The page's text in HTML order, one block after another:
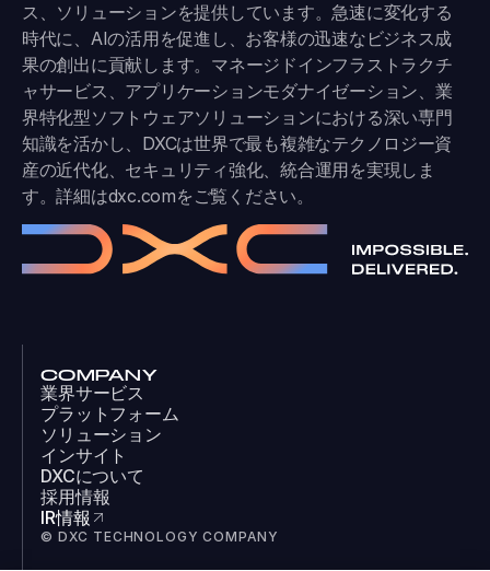
ス、ソリューションを提供しています。急速に変化する
時代に、AIの活用を促進し、お客様の迅速なビジネス成
果の創出に貢献します。マネージドインフラストラクチ
ャサービス、アプリケーションモダナイゼーション、業
界特化型ソフトウェアソリューションにおける深い専門
知識を活かし、DXCは世界で最も複雑なテクノロジー資
産の近代化、セキュリティ強化、統合運用を実現しま
す。詳細はdxc.comをご覧ください。
COMPANY
業界サービス
プラットフォーム
ソリューション
インサイト
DXCについて
採用情報
IR情報
© DXC TECHNOLOGY COMPANY